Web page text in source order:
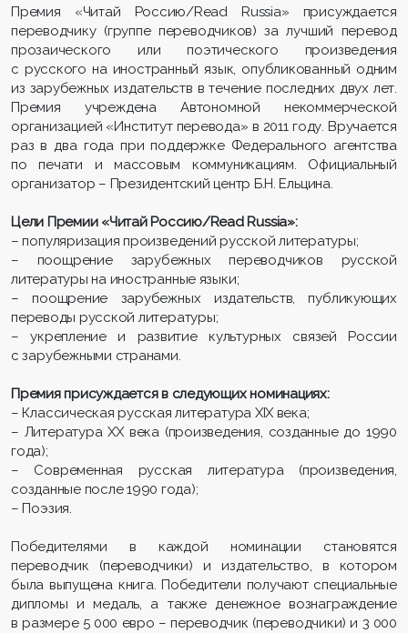
Премия «Читай Россию/Read Russia» присуждается
переводчику (группе переводчиков) за лучший перевод
прозаического или поэтического произведения
с русского на иностранный язык, опубликованный одним
из зарубежных издательств в течение последних двух лет.
Премия учреждена Автономной некоммерческой
организацией «Институт перевода» в 2011 году. Вручается
раз в два года при поддержке Федерального агентства
по печати и массовым коммуникациям. Официальный
организатор – Президентский центр Б.Н. Ельцина.
Цели Премии «Читай Россию/Read Russia»:
– популяризация произведений русской литературы;
– поощрение зарубежных переводчиков русской
литературы на иностранные языки;
– поощрение зарубежных издательств, публикующих
переводы русской литературы;
– укрепление и развитие культурных связей России
с зарубежными странами.
Премия присуждается в следующих номинациях:
– Классическая русская литература XIX века;
– Литература ХХ века (произведения, созданные до 1990
года);
– Современная русская литература (произведения,
созданные после 1990 года);
– Поэзия.
Победителями в каждой номинации становятся
переводчик (переводчики) и издательство, в котором
была выпущена книга. Победители получают специальные
дипломы и медаль, а также денежное вознаграждение
в размере 5 000 евро – переводчик (переводчики) и 3 000